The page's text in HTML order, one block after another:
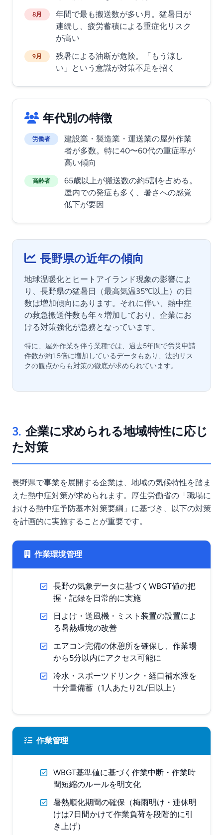
8月
年間で最も搬送数が多い月。猛暑日が
連続し、疲労蓄積による重症化リスク
が高い
9月
残暑による油断が危険。「もう涼し
い」という意識が対策不足を招く
年代別の特徴
労働者
建設業・製造業・運送業の屋外作業
者が多数。特に40〜60代の重症率が
高い傾向
高齢者
65歳以上が搬送数の約5割を占める。
屋内での発症も多く、暑さへの感覚
低下が要因
長野県の近年の傾向
地球温暖化とヒートアイランド現象の影響によ
り、長野県の猛暑日（最高気温35℃以上）の日
数は増加傾向にあります。それに伴い、熱中症
の救急搬送件数も年々増加しており、企業にお
ける対策強化が急務となっています。
特に、屋外作業を伴う業種では、過去5年間で労災申請
件数が約1.5倍に増加しているデータもあり、法的リス
クの観点からも対策の徹底が求められています。
3. 企業に求められる地域特性に応じ
た対策
長野県で事業を展開する企業は、地域の気候特性を踏ま
えた熱中症対策が求められます。厚生労働省の「職場に
おける熱中症予防基本対策要綱」に基づき、以下の対策
を計画的に実施することが重要です。
作業環境管理
長野の気象データに基づくWBGT値の把
握・記録を日常的に実施
日よけ・送風機・ミスト装置の設置によ
る暑熱環境の改善
エアコン完備の休憩所を確保し、作業場
から5分以内にアクセス可能に
冷水・スポーツドリンク・経口補水液を
十分量備蓄（1人あたり2L/日以上）
作業管理
WBGT基準値に基づく作業中断・作業時
間短縮のルールを明文化
暑熱順化期間の確保（梅雨明け・連休明
けは7日間かけて作業負荷を段階的に引
き上げ）